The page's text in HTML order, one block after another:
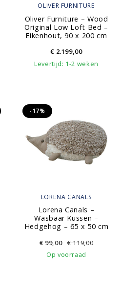
OLIVER FURNITURE
Oliver Furniture – Wood
Original Low Loft Bed –
Eikenhout, 90 x 200 cm
€2.199,00
Levertijd: 1-2 weken
LORENA CANALS
Lorena Canals –
Wasbaar Kussen –
Hedgehog – 65 x 50 cm
€ 99,00 €119,00
-17%
Op voorraad